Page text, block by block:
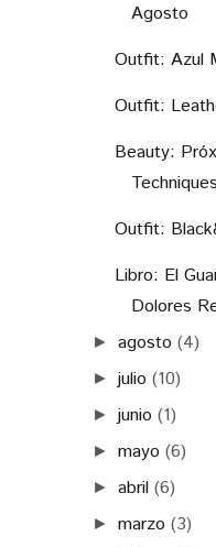
Agosto
Outfit: Azul
Outfit:
Beauty:
Outfit:
Libro: El
Dolores
►agosto (4)
►julio (10)
►junio (1)
►mayo (6)
►abril (6)
►marzo (3)